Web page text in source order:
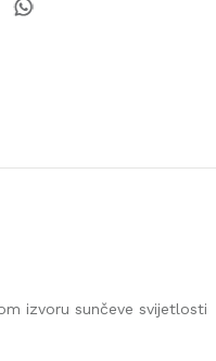
izvoru sunčeve svijetlosti